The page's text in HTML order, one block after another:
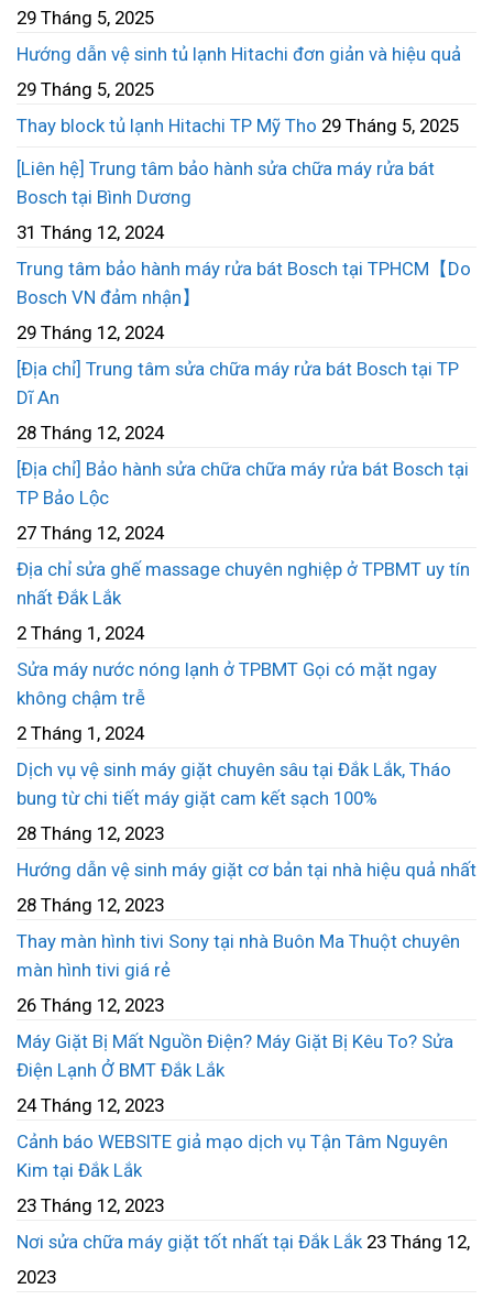
29 Tháng 5, 2025
Hướng dẫn vệ sinh tủ lạnh Hitachi đơn giản và hiệu quả
29 Tháng 5, 2025
Thay block tủ lạnh Hitachi TP Mỹ Tho 29 Tháng 5, 2025
[Liên hệ] Trung tâm bảo hành sửa chữa máy rửa bát
Bosch tại Bình Dương
31 Tháng 12, 2024
Trung tâm bảo hành máy rửa bát Bosch tại TPHCM【Do
Bosch VN đảm nhận】
29 Tháng 12, 2024
[Địa chỉ] Trung tâm sửa chữa máy rửa bát Bosch tại TP
Dĩ An
28 Tháng 12, 2024
[Địa chỉ] Bảo hành sửa chữa chữa máy rửa bát Bosch tại
TP Bảo Lộc
27 Tháng 12, 2024
Địa chỉ sửa ghế massage chuyên nghiệp ở TPBMT uy tín
nhất Đắk Lắk
2 Tháng 1, 2024
Sửa máy nước nóng lạnh ở TPBMT Gọi có mặt ngay
không chậm trễ
2 Tháng 1, 2024
Dịch vụ vệ sinh máy giặt chuyên sâu tại Đắk Lắk, Tháo
bung từ chi tiết máy giặt cam kết sạch 100%
28 Tháng 12, 2023
Hướng dẫn vệ sinh máy giặt cơ bản tại nhà hiệu quả nhất
28 Tháng 12, 2023
Thay màn hình tivi Sony tại nhà Buôn Ma Thuột chuyên
màn hình tivi giá rẻ
26 Tháng 12, 2023
Máy Giặt Bị Mất Nguồn Điện? Máy Giặt Bị Kêu To? Sửa
Điện Lạnh Ở BMT Đắk Lắk
24 Tháng 12, 2023
Cảnh báo WEBSITE giả mạo dịch vụ Tận Tâm Nguyên
Kim tại Đắk Lắk
23 Tháng 12, 2023
Nơi sửa chữa máy giặt tốt nhất tại Đắk Lắk 23 Tháng 12,
2023